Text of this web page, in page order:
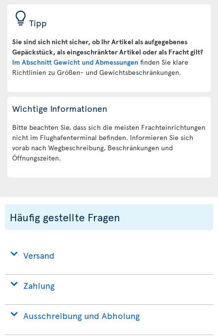
Tipp
Sie sind sich nicht sicher, ob Ihr Artikel als aufgegebenes
Gepäckstück, als eingeschränkter Artikel oder als Fracht gilt?
Im Abschnitt Gewicht und Abmessungen finden Sie klare
Richtlinien zu Größen- und Gewichtsbeschränkungen.
Wichtige Informationen
Bitte beachten Sie, dass sich die meisten Frachteinrichtungen
nicht im Flughafenterminal befinden. Informieren Sie sich
vorab nach Wegbeschreibung, Beschränkungen und
Öffnungszeiten.
Häufig gestellte Fragen
Versand
Zahlung
Ausschreibung und Abholung